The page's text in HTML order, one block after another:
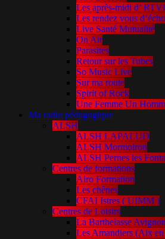
Les après-midi d’
Les rendez vous
Live Santé Mutualité
On Air
Parasites
Retour sur les Tubes
So Music Live
Sur ma route
Spirit of Rock
Une Femme Un
Ma radio pédagogique
ALSH
ALSH LAPALUD
ALSH Mormoiron
ALSH Pernes les
Centres de formations
Airo Formation
Les chênes
CFAI Istres ( UIMM )
Centres de Loisirs
La Barthelasse
Les Amandiers (Aix